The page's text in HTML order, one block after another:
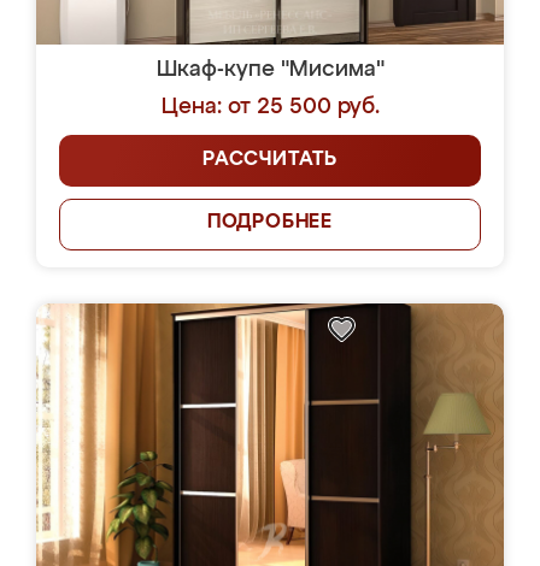
Шкаф-купе "Мисима"
Цена: от 25 500 руб.
РАССЧИТАТЬ
ПОДРОБНЕЕ